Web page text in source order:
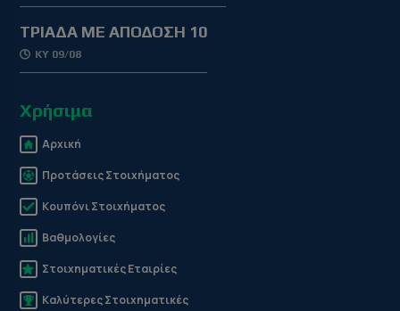
ΤΡΙΑΔΑ ΜΕ ΑΠΟΔΟΣΗ 10
ΚΥ 09/08
Χρήσιμα
Αρχική
Προτάσεις Στοιχήματος
Κουπόνι Στοιχήματος
Βαθμολογίες
Στοιχηματικές Εταιρίες
Καλύτερες Στοιχηματικές